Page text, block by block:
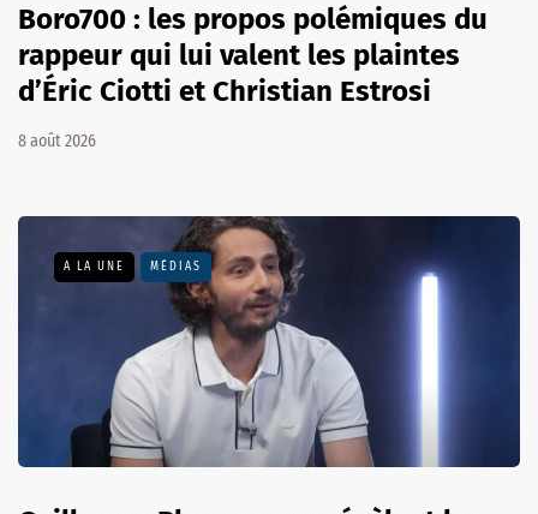
Boro700 : les propos polémiques du
rappeur qui lui valent les plaintes
d’Éric Ciotti et Christian Estrosi
8 août 2026
A LA UNE MÉDIAS